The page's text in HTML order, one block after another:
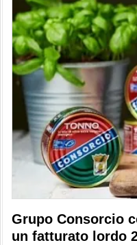
Grupo Consorcio
un fatturato lordo